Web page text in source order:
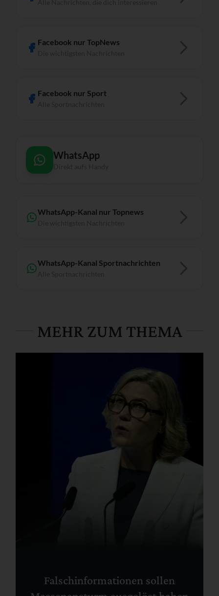
Facebook nur TopNews
Facebook nur Sport
WhatsApp
WhatsApp-Kanal nur Topnews
WhatsApp-Kanal Sportnachrichten
MEHR ZUM THEMA
Falschinformationen sollen